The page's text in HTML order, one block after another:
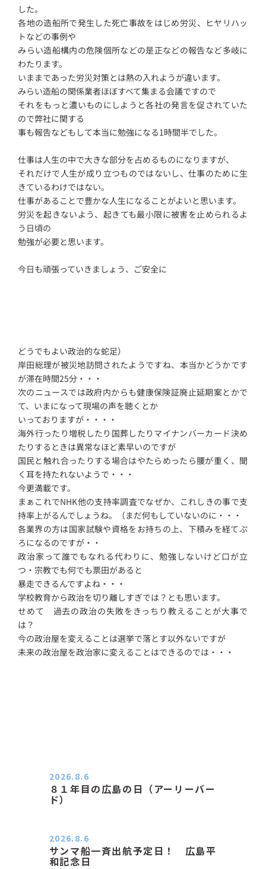
した。
各地の造船所で発生した死亡事故をはじめ労災、ヒヤリハッ
トなどの事例や
みらい造船構内の危険個所などの是正などの報告など多岐に
わたります。
いままであった労災対策とは熱の入れようが違います。
みらい造船の関係業者ほぼすべて集まる会議ですので
それをもっと濃いものにしようと各社の発言を促されていた
ので弊社に関する
事も報告などもして本当に勉強になる1時間半でした。
仕事は人生の中で大きな部分を占めるものになりますが、
それだけで人生が成り立つものではないし、仕事のために生
きているわけではない。
仕事があることで豊かな人生になることがよいと思います。
労災を起きないよう、起きても最小限に被害を止められるよ
う日頃の
勉強が必要と思います。
今日も頑張っていきましょう、ご安全に
どうでもよい政治的な蛇足）
岸田総理が被災地訪問されたようですね、本当かどうかです
が滞在時間25分・・・
次のニュースでは政府内からも健康保険証廃止延期案とかで
て、いまになって現場の声を聴くとか
いっておりますが・・・・
海外行ったり増税したり国葬したりマイナンバーカード決め
たりするときは異常なほど素早いのですが
国民と触れ合ったりする場合はやたらめったら腰が重く、聞
く耳を持たれないようで・・・
今更満載です。
まぁこれでNHK他の支持率調査でなぜか、これしきの事で支
持率上がるんでしょうね。（まだ何もしていないのに・・・
各業界の方は国家試験や資格をお持ちの上、下積みを経てぷ
ろになるのですが・・
政治家って誰でもなれる代わりに、勉強しないけど口が立
つ・宗教でも何でも票田があると
暴走できるんですよね・・・
学校教育から政治を切り離しすぎでは？とも思います。
せめて 過去の政治の失敗をきっちり教えることが大事で
は？
今の政治屋を変えることは選挙で落とす以外ないですが
未来の政治屋を政治家に変えることはできるのでは・・・
８１年目の広島の日（アーリーバー
ド）
2026.8.6
サンマ船一斉出航予定日！ 広島平
和記念日
2026.8.6